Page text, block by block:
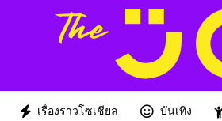
เรื่องราวโซเชียล บันเทิง